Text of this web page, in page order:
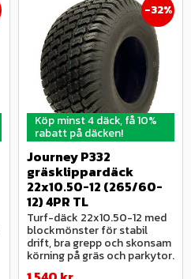
Köp minst 4 däck, få 10%
rabatt på däcken!
Journey P332
gräsklippardäck
22x10.50-12 (265/60-
12) 4PR TL
Turf-däck 22x10.50-12 med
blockmönster för stabil
drift, bra grepp och skonsam
körning på gräs och parkytor.
32%